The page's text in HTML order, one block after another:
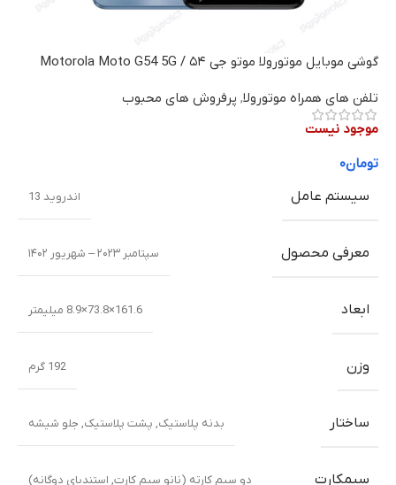
گوشی موبایل موتورولا موتو جی ۵۴ / Motorola Moto G54 5G
تلفن های همراه موتورولا, پرفروش های محبوب
موجود نیست
تومان۰
سیستم عامل
اندروید 13
معرفی محصول سپتامبر ۲۰۲۳ – شهریور ۱۴۰۲
ابعاد 161.6×73.8×8.9 میلیمتر
وزن 192 گرم
ساختار بدنه پلاستیک, پشت پلاستیک, جلو شیشه
سیمکارت دو سیم کارته (نانو سیم کارت, استندبای دوگانه)